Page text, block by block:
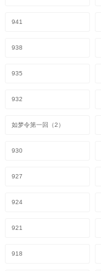
941
938
935
932
如梦令第一回（2）
930
927
924
921
918